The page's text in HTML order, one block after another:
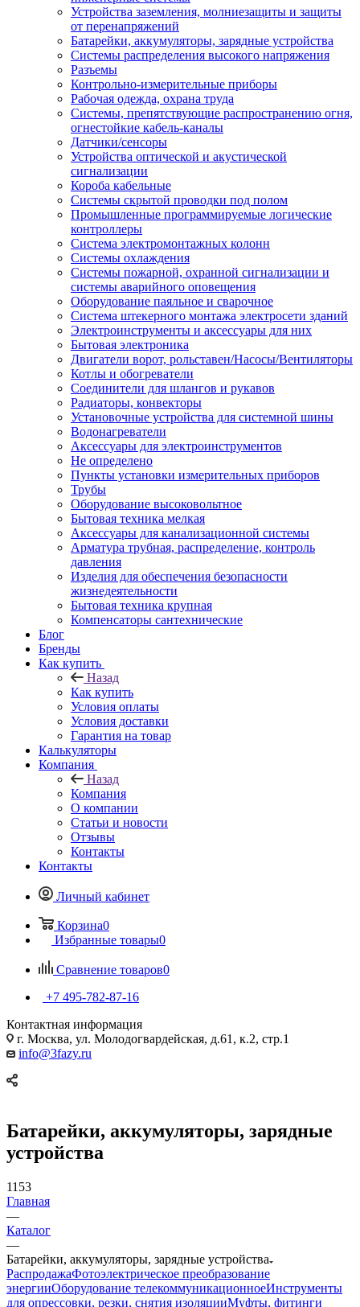
Устройства заземления, молниезащиты и защиты
от перенапряжений
Батарейки, аккумуляторы, зарядные устройства
Системы распределения высокого напряжения
Разъемы
Контрольно-измерительные приборы
Рабочая одежда, охрана труда
Системы, препятствующие распространению огня,
огнестойкие кабель-каналы
Датчики/сенсоры
Устройства оптической и акустической
сигнализации
Короба кабельные
Системы скрытой проводки под полом
Промышленные программируемые логические
контроллеры
Система электромонтажных колонн
Системы охлаждения
Системы пожарной, охранной сигнализации и
системы аварийного оповещения
Оборудование паяльное и сварочное
Система штекерного монтажа электросети зданий
Электроинструменты и аксессуары для них
Бытовая электроника
Двигатели ворот, рольставен/Насосы/Вентиляторы
Котлы и обогреватели
Соединители для шлангов и рукавов
Радиаторы, конвекторы
Установочные устройства для системной шины
Водонагреватели
Аксессуары для электроинструментов
Не определено
Пункты установки измерительных приборов
Трубы
Оборудование высоковольтное
Бытовая техника мелкая
Аксессуары для канализационной системы
Арматура трубная, распределение, контроль
давления
Изделия для обеспечения безопасности
жизнедеятельности
Бытовая техника крупная
Компенсаторы сантехнические
Блог
Бренды
Как купить
Назад
Как купить
Условия оплаты
Условия доставки
Гарантия на товар
Калькуляторы
Компания
Назад
Компания
О компании
Статьи и новости
Отзывы
Контакты
Контакты
Личный кабинет
Корзина0
Избранные товары0
Сравнение товаров0
+7 495-782-87-16
Контактная информация
г. Москва, ул. Молодогвардейская, д.61, к.2, стр.1
info@3fazy.ru
Батарейки, аккумуляторы, зарядные
устройства
1153
Главная
—
Каталог
—
Батарейки, аккумуляторы, зарядные устройства
РаспродажаФотоэлектрическое преобразование
энергииОборудование телекоммуникационноеИнструменты
для опрессовки, резки, снятия изоляцииМуфты, фитинги